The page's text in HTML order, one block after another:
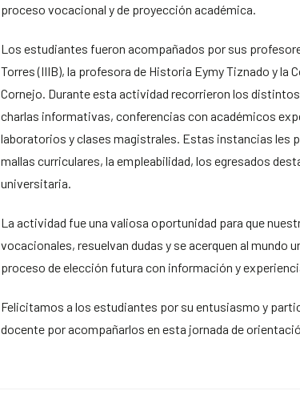
proceso vocacional y de proyección académica.
Los estudiantes fueron acompañados por sus
Torres (IIIB), la profesora de Historia Eymy Tiznado y la
Cornejo. Durante esta actividad recorrieron los
charlas informativas, conferencias con académicos
laboratorios y clases magistrales. Estas instancias les
mallas curriculares, la empleabilidad, los egresados
universitaria.
La actividad fue una valiosa oportunidad para que
vocacionales, resuelvan dudas y se acerquen al mundo
proceso de elección futura con información y
Felicitamos a los estudiantes por su entusiasmo y
docente por acompañarlos en esta jornada de